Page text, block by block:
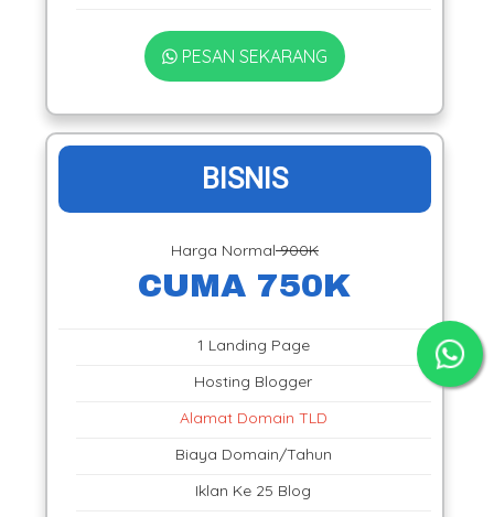
PESAN SEKARANG
BISNIS
Harga Normal900K
CUMA 750K
1 Landing Page
Hosting Blogger
Alamat Domain TLD
Biaya Domain/Tahun
Iklan Ke 25 Blog